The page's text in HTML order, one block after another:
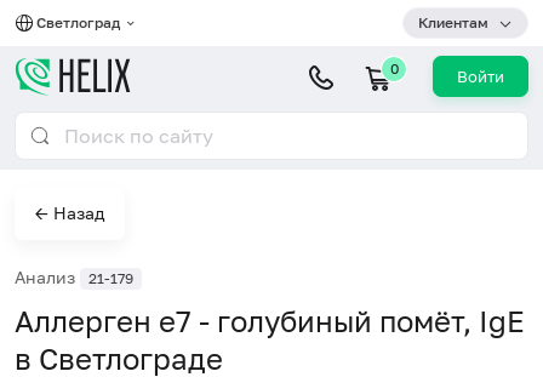
Светлоград Клиентам
0 Войти
← Назад
Анализ 21-179
Аллерген e7 - голубиный помёт, IgE
в Светлограде